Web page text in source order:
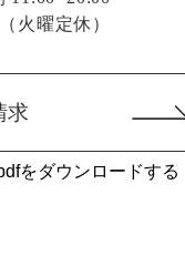
（火曜定休）
求
をダウンロードする